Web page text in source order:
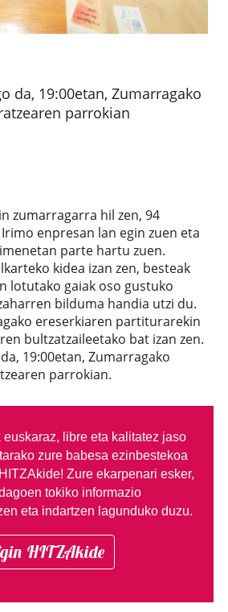
da, 19:00etan, Zumarragako
parrokian
zumarragarra hil zen, 94
enpresan lan egin zuen eta
parte hartu zuen.
kidea izan zen, besteak
lotutako gaiak oso gustuko
bilduma handia utzi du.
ereserkiaren partiturarekin
bultzatzaileetako bat izan zen.
19:00etan, Zumarragako
parrokian.
libre eta kalitatez jaso
zure babesa ezinbestekoa
Zure ekarpenari esker,
tokiko informazio
eta indartzen lagunduko duzu.
HITZAkide